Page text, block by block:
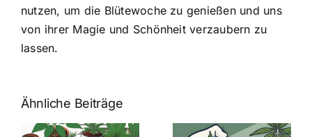
nutzen, um die Blütewoche zu genießen und uns
von ihrer Magie und Schönheit verzaubern zu
lassen.
Ähnliche Beiträge
Neue THC-
Grenzwert-